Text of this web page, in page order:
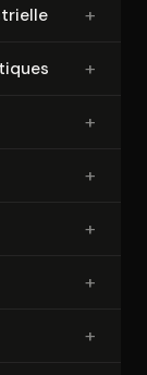
+
+
+
+
+
+
+